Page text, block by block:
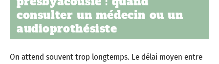
consulter un médecin ou un
audioprothésiste
On attend souvent trop longtemps. Le délai moyen entre